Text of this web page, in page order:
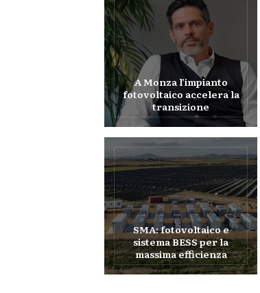
A Monza l’impianto
fotovoltaico accelera la
transizione
SMA: fotovoltaico e
sistema BESS per la
massima efficienza